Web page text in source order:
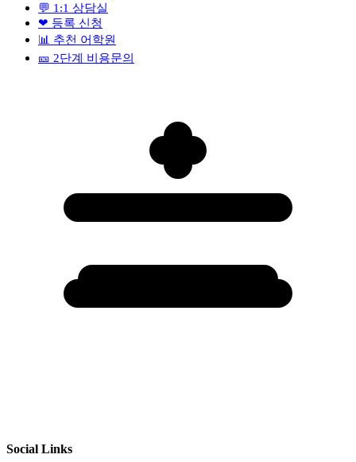
💬 1:1 상담실
❤ 등록 신청
📊 추천 어학원
🎫 2단계 비용문의
Social Links